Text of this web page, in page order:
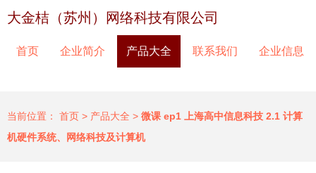
大金桔（苏州）网络科技有限公司
首页 企业简介 产品大全 联系我们 企业信息
当前位置： 首页 > 产品大全 > 微课 ep1 上海高中信息科技 2.1 计算
机硬件系统、网络科技及计算机